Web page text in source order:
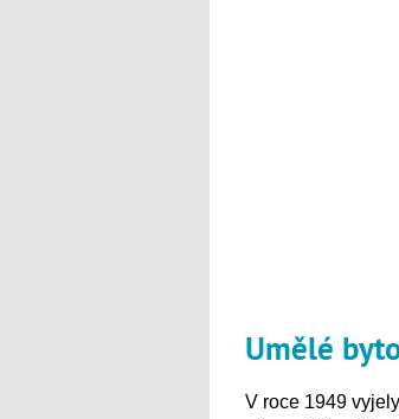
Umělé
V roce 1949